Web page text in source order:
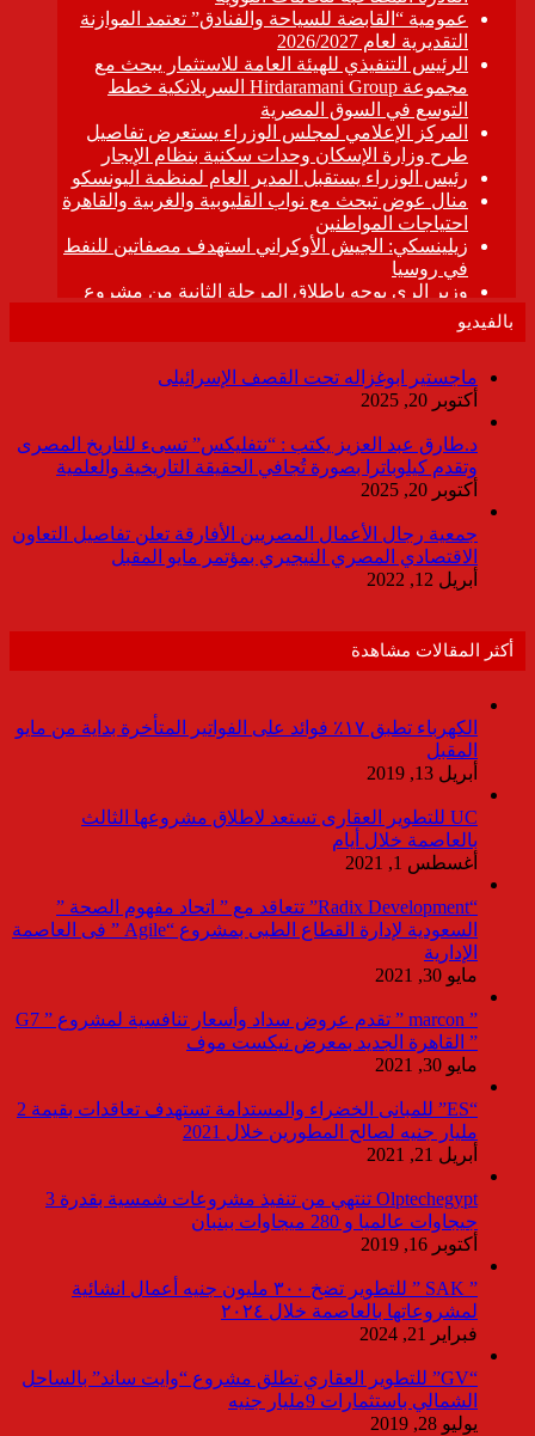
بالفيديو
ماجستير ابوغزاله تحت القصف الإسرائيلى
أكتوبر 20, 2025
د.طارق عبد العزيز يكتب : “نتفليكس” تسىء للتاريخ المصرى
وتقدم كيلوباترا بصورة تُجافي الحقيقة التاريخية والعلمية
أكتوبر 20, 2025
جمعية رجال الأعمال المصريين الأفارقة تعلن تفاصيل التعاون
الاقتصادي المصري النيجيري بمؤتمر مايو المقبل
أبريل 12, 2022
أكثر المقالات مشاهدة
الكهرباء تطبق ١٧٪ فوائد على الفواتير المتأخرة بداية من مايو
المقبل
أبريل 13, 2019
UC للتطوير العقارى تستعد لاطلاق مشروعها الثالث
بالعاصمة خلال أيام
أغسطس 1, 2021
“Radix Development” تتعاقد مع ” اتحاد مفهوم الصحة ”
السعودية لإدارة القطاع الطبى بمشروع “Agile ” فى العاصمة
الإدارية
مايو 30, 2021
” marcon ” تقدم عروض سداد وأسعار تنافسية لمشروع ” G7
” القاهرة الجديد بمعرض نيكست موف
مايو 30, 2021
“ES” للمبانى الخضراء والمستدامة تستهدف تعاقدات بقيمة 2
مليار جنيه لصالح المطورين خلال 2021
أبريل 21, 2021
Olptechegypt تنتهي من تنفيذ مشروعات شمسية بقدرة 3
جيجاوات عالميا و 280 ميجاوات ببنبان
أكتوبر 16, 2019
” SAK ” للتطوير تضخ ٣٠٠ مليون جنيه أعمال انشائية
لمشروعاتها بالعاصمة خلال ٢٠٢٤
فبراير 21, 2024
“GV” للتطوير العقاري تطلق مشروع “وايت ساند” بالساحل
الشمالي باستثمارات 9مليار جنيه
يوليو 28, 2019